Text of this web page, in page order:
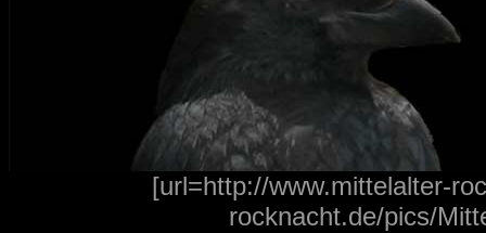
[url=http://www.mittelalter-
rocknacht.de/pics/